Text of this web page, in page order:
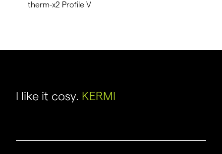
therm-x2 Profile V
I like it cosy. KERMI